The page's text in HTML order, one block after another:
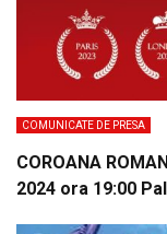
COMUNICATE DE PRESA
COROANA
2024 ora 19:00